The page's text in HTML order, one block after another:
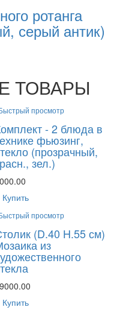
ротанга
серый антик)
ТОВАРЫ
просмотр
- 2 блюда в
фьюзинг,
(прозрачный,
зел.)
Купить
просмотр
(D.40 H.55 см)
из
Купить